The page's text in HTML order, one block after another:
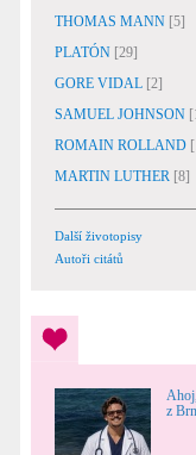
THOMAS MANN [5]
PLATÓN [29]
GORE VIDAL [2]
SAMUEL JOHNSON
ROMAIN ROLLAND
MARTIN LUTHER [8]
Další životopisy
Autoři citátů
z